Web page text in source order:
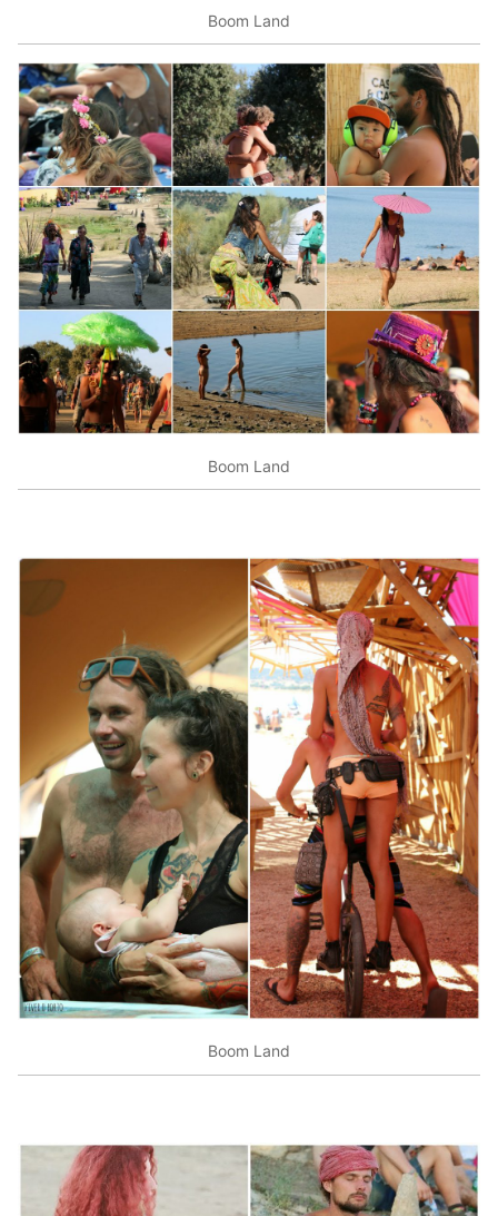
Boom Land
Boom Land
Boom Land